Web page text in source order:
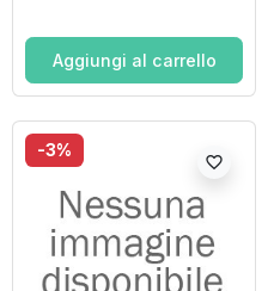
Aggiungi al carrello
-3%
favorite_border